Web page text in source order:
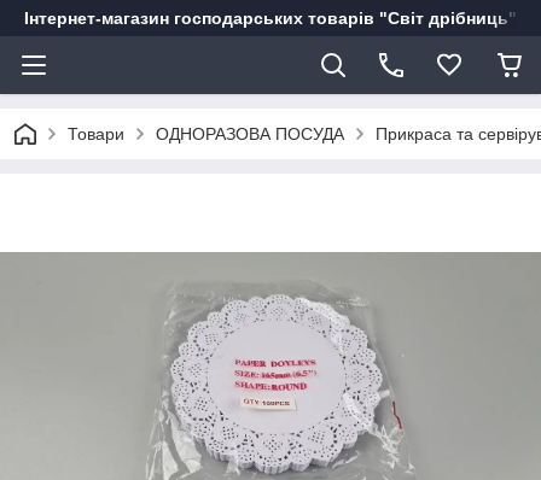
Інтернет-магазин господарських товарів "Світ дрібниць"
Товари ОДНОРАЗОВА ПОСУДА Прикраса та